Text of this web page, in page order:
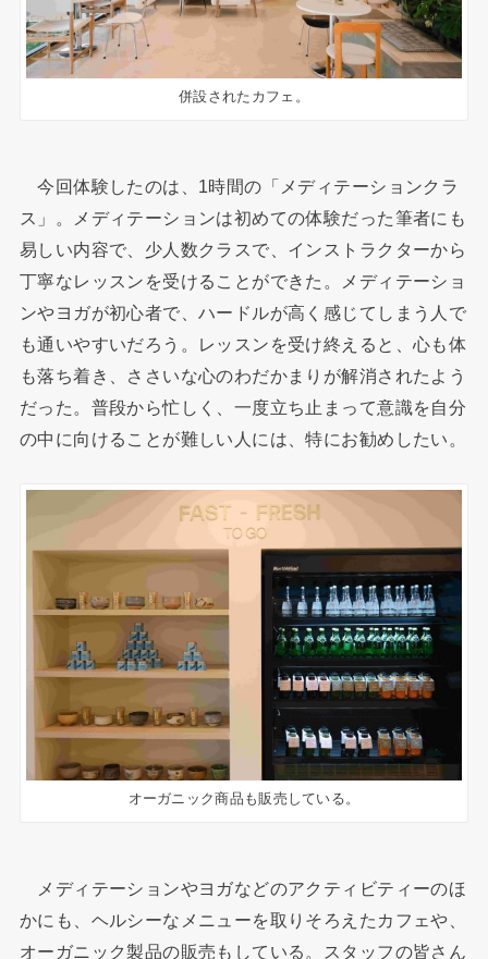
併設されたカフェ。
今回体験したのは、1時間の「メディテーションクラ
ス」。メディテーションは初めての体験だった筆者にも
易しい内容で、少人数クラスで、インストラクターから
丁寧なレッスンを受けることができた。メディテーショ
ンやヨガが初心者で、ハードルが高く感じてしまう人で
も通いやすいだろう。レッスンを受け終えると、心も体
も落ち着き、ささいな心のわだかまりが解消されたよう
だった。普段から忙しく、一度立ち止まって意識を自分
の中に向けることが難しい人には、特にお勧めしたい。
オーガニック商品も販売している。
メディテーションやヨガなどのアクティビティーのほ
かにも、ヘルシーなメニューを取りそろえたカフェや、
オーガニック製品の販売もしている。スタッフの皆さん